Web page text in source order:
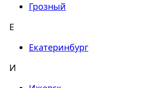
Грозный
Е
Екатеринбург
И